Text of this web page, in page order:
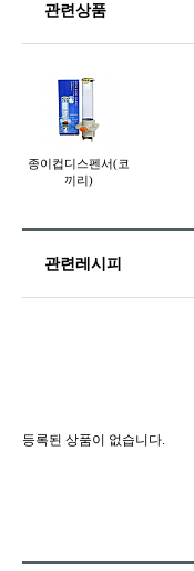
관련상품
종이컵디스펜서(코
끼리)
관련레시피
등록된 상품이 없습니다.